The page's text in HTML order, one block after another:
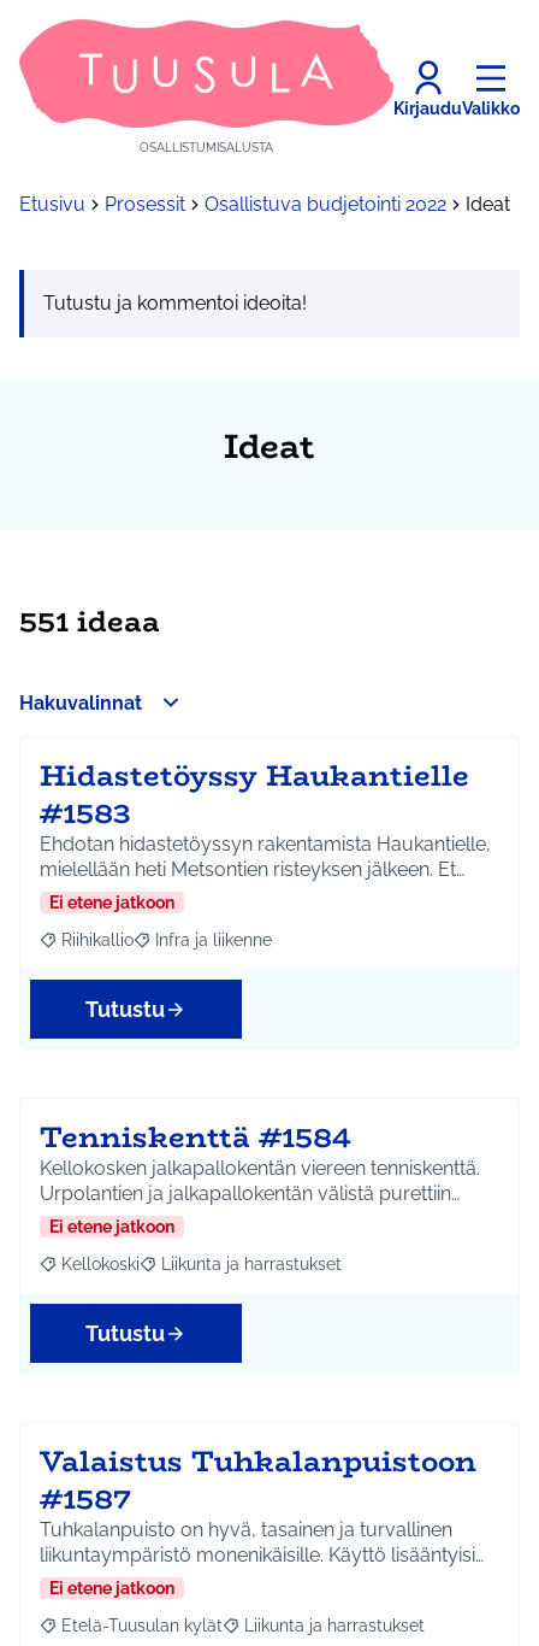
OSALLISTUMISALUSTA
KirjauduValikko
Etusivu Prosessit Osallistuva budjetointi 2022 Ideat
Tutustu ja kommentoi ideoita!
Ideat
551 ideaa
Hakuvalinnat
Hidastetöyssy Haukantielle
#1583
Ehdotan hidastetöyssyn rakentamista Haukantielle,
mielellään heti Metsontien risteyksen jälkeen. Et…
Ei etene jatkoon
Rajaa tulokset aihepiirin mukaan: Riihikallio
Riihikallio Rajaa tulokset teeman mukaan: Infra ja liikenne
Infra ja liikenne
Tutustu
Tenniskenttä #1584
Kellokosken jalkapallokentän viereen tenniskenttä.
Urpolantien ja jalkapallokentän välistä purettiin…
Ei etene jatkoon
Rajaa tulokset aihepiirin mukaan: Kellokoski
Kellokoski Rajaa tulokset teeman mukaan: Liikunta ja
Liikunta ja harrastukset
Tutustu
Valaistus Tuhkalanpuistoon
#1587
Tuhkalanpuisto on hyvä, tasainen ja turvallinen
liikuntaympäristö monenikäisille. Käyttö lisääntyisi…
Ei etene jatkoon
Rajaa tulokset aihepiirin mukaan: Etelä-Tuusulan kylät
Etelä-Tuusulan kylät Rajaa tulokset teeman mukaan:
Liikunta ja harrastukset